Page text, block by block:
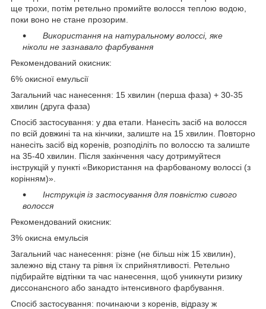
ще трохи, потім ретельно промийте волосся теплою водою,
поки воно не стане прозорим.
Використання на натуральному волоссі, яке
ніколи не зазнавало фарбування
Рекомендований окисник:
6% окисної емульсії
Загальний час нанесення: 15 хвилин (перша фаза) + 30-35
хвилин (друга фаза)
Спосіб застосування: у два етапи. Нанесіть засіб на волосся
по всій довжині та на кінчики, залиште на 15 хвилин. Повторно
нанесіть засіб від коренів, розподіліть по волоссю та залиште
на 35-40 хвилин. Після закінчення часу дотримуйтеся
інструкцій у пункті «Використання на фарбованому волоссі (з
корінням)».
Інструкція із застосування для повністю сивого
волосся
Рекомендований окисник:
3% окисна емульсія
Загальний час нанесення: різне (не більш ніж 15 хвилин),
залежно від стану та рівня їх сприйнятливості. Ретельно
підбирайте відтінки та час нанесення, щоб уникнути ризику
диссонансного або занадто інтенсивного фарбування.
Спосіб застосування: починаючи з коренів, відразу ж